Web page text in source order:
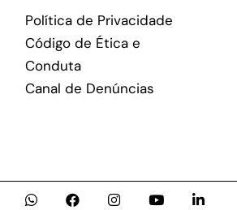
Política de Privacidade
Código de Ética e
Conduta
Canal de Denúncias